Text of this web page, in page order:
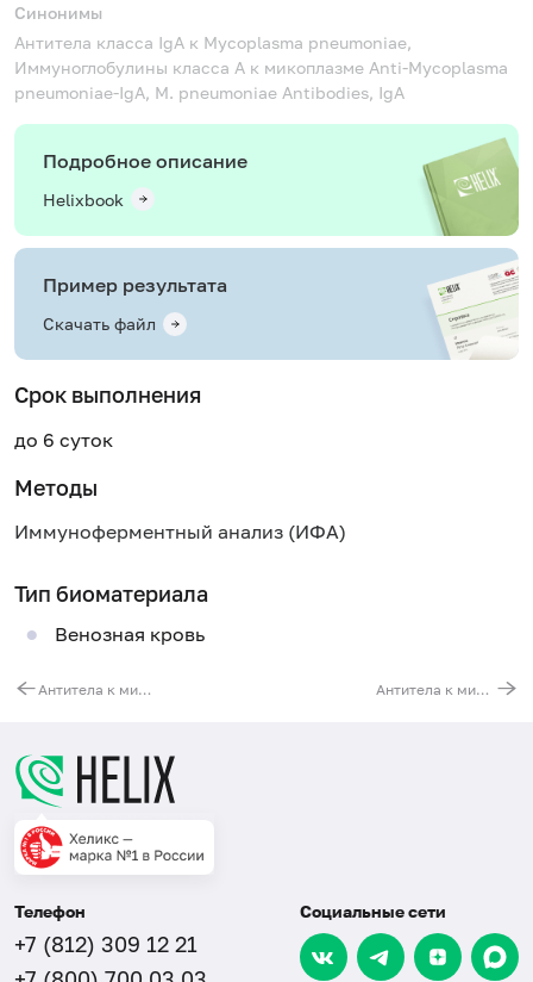
Синонимы
Антитела класса IgA к Mycoplasma pneumoniae,
Иммуноглобулины класса A к микоплазме Anti-Mycoplasma
pneumoniae-IgA, M. pneumoniae Antibodies, IgA
Подробное описание
Helixbook
Пример результата
Скачать файл
Срок выполнения
до 6 суток
Методы
Иммуноферментный анализ (ИФА)
Тип биоматериала
Венозная кровь
Антитела к микоплазме пневмониа (Mycoplasma pneumoniae, IgM) Антитела к микоплазме пневмониа (Mycoplasma pneumoniae, IgG)
Телефон
+7 (812) 309 12 21
Социальные сети